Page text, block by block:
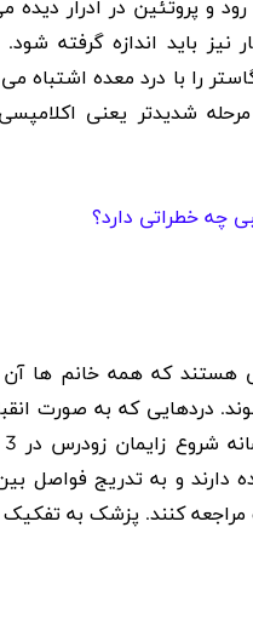
و پروتئین در ادرار
باید اندازه گرفته
را با درد معده اشتباه
شدیدتر یعنی
چه خطراتی دارد؟
که همه خانم ها آن
شوند. دردهایی که به
شروع زایمان زودرس در 3
دارند و به تدریج فواصل
مراجعه کنند. پزشک به